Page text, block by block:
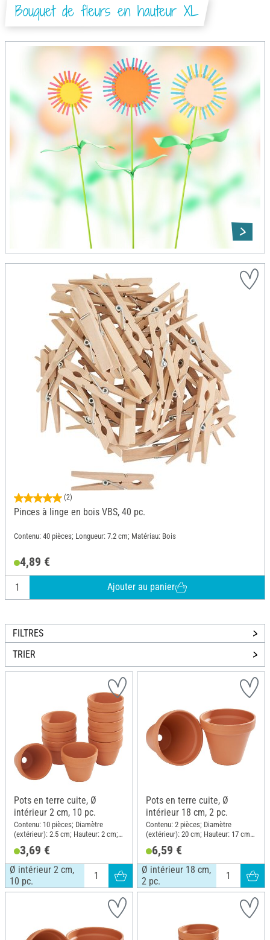
Bouquet de fleurs en hauteur XL
(2)
Pinces à linge en bois VBS, 40 pc.
Contenu: 40 pièces; Longueur: 7.2 cm; Matériau: Bois
4,89 €
Ajouter au panier
FILTRES
TRIER
Pots en terre cuite, Ø
intérieur 2 cm, 10 pc.
Contenu: 10 pièces; Diamètre
(extérieur): 2.5 cm; Hauteur: 2 cm;
3,69 €
Ø intérieur 2 cm,
10 pc.
Pots en terre cuite, Ø
intérieur 18 cm, 2 pc.
Contenu: 2 pièces; Diamètre
(extérieur): 20 cm; Hauteur: 17 cm;
6,59 €
Ø intérieur 18 cm,
2 pc.